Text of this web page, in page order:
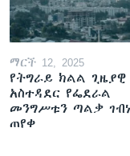
ማርች 12, 2025
የትግራይ ክልል ጊዜያዊ
አስተዳደር የፌደራል
መንግሥቱን ጣልቃ
ጠየቀ